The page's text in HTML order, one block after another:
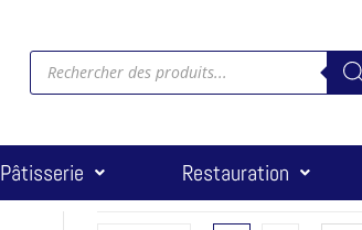
Pâtisserie Restauration